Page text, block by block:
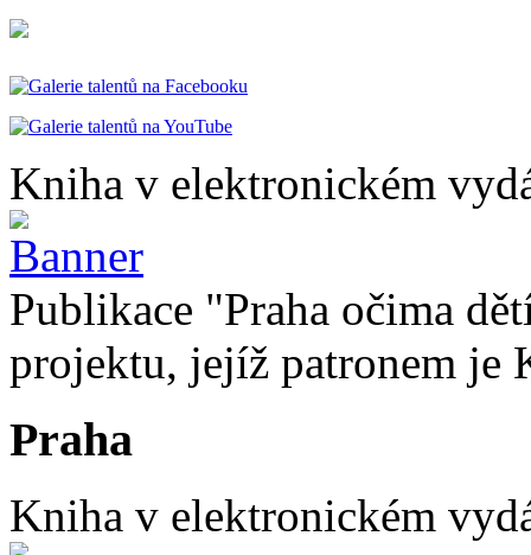
Kniha v elektronickém
Publikace "Praha očima
projektu, jejíž patronem je
Praha
Kniha v elektronickém